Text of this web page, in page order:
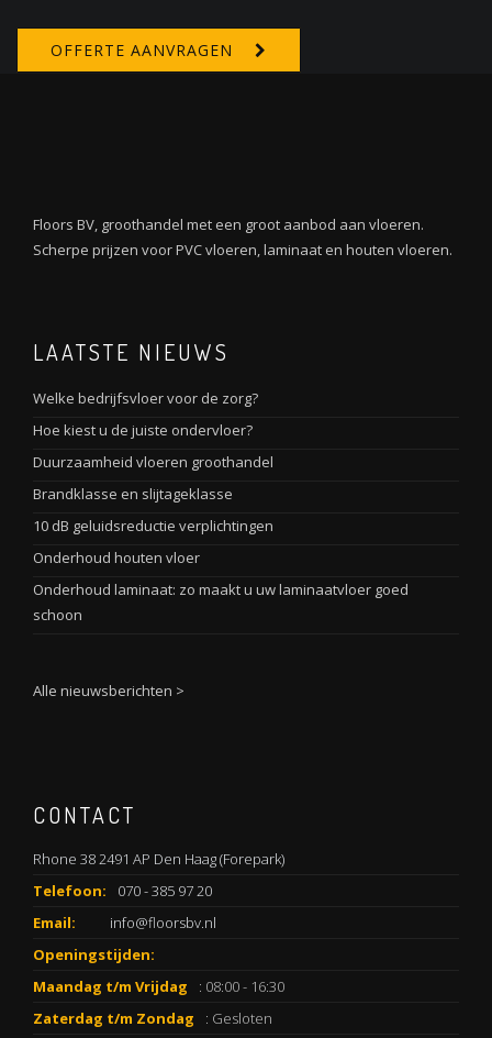
OFFERTE AANVRAGEN
Floors BV, groothandel met een groot aanbod aan vloeren.
Scherpe prijzen voor PVC vloeren, laminaat en houten vloeren.
LAATSTE NIEUWS
Welke bedrijfsvloer voor de zorg?
Hoe kiest u de juiste ondervloer?
Duurzaamheid vloeren groothandel
Brandklasse en slijtageklasse
10 dB geluidsreductie verplichtingen
Onderhoud houten vloer
Onderhoud laminaat: zo maakt u uw laminaatvloer goed
schoon
Alle nieuwsberichten >
CONTACT
Rhone 38 2491 AP Den Haag (Forepark)
Telefoon:
070 - 385 97 20
Email:
info@floorsbv.nl
Openingstijden:
Maandag t/m Vrijdag
: 08:00 - 16:30
Zaterdag t/m Zondag
: Gesloten